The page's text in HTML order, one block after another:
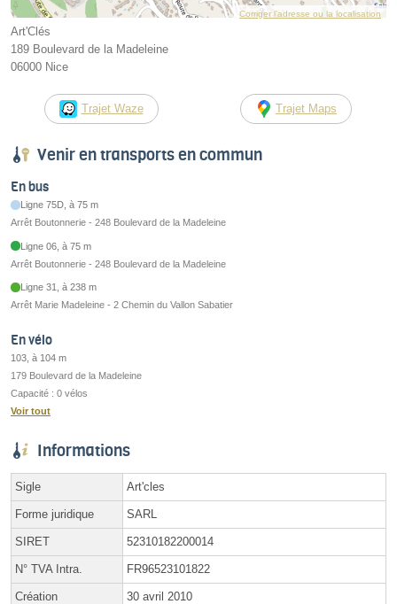
Corriger l’adresse ou la localisation
Art'Clés
189 Boulevard de la Madeleine
06000 Nice
Trajet Waze Trajet Maps
Venir en transports en commun
En bus
Ligne 75D, à 75 m
Arrêt Boutonnerie - 248 Boulevard de la Madeleine
Ligne 06, à 75 m
Arrêt Boutonnerie - 248 Boulevard de la Madeleine
Ligne 31, à 238 m
Arrêt Marie Madeleine - 2 Chemin du Vallon Sabatier
En vélo
103, à 104 m
179 Boulevard de la Madeleine
Capacité : 0 vélos
Voir tout
Informations
Sigle Art'cles
Forme juridique SARL
SIRET 52310182200014
N° TVA Intra. FR96523101822
Création 30 avril 2010